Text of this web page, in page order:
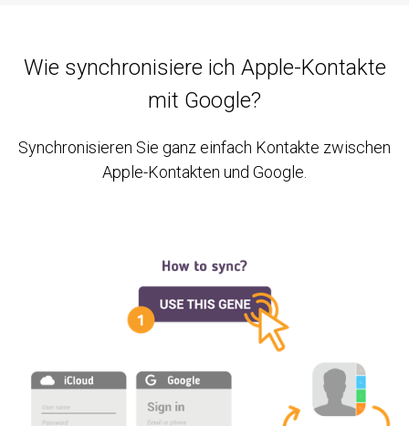
Wie synchronisiere ich Apple-Kontakte
mit Google?
Synchronisieren Sie ganz einfach Kontakte zwischen
Apple-Kontakten und Google.